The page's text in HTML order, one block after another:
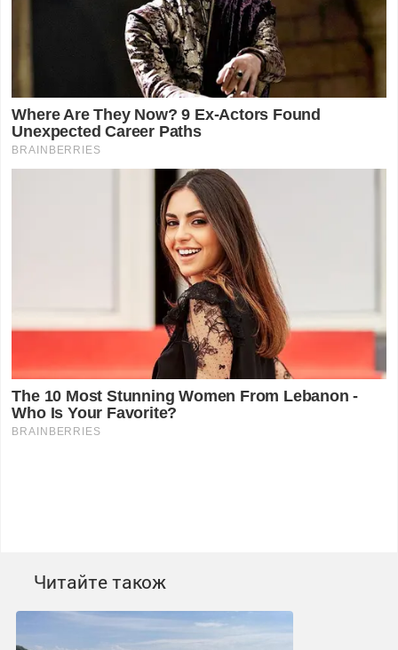
Читайте також